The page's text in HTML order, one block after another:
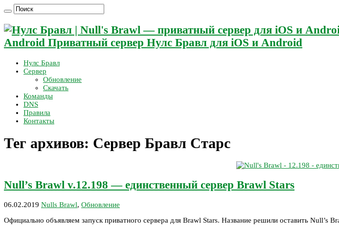
Android Приватный сервер Нулс Бравл для iOS и Android
Нулс Бравл
Сервер
Обновление
Скачать
Команды
DNS
Правила
Контакты
Тег архивов: Сервер Бравл Старс
Null’s Brawl v.12.198 — единственный сервер Brawl Stars
06.02.2019 Nulls Brawl, Обновление
Официально объявляем запуск приватного сервера для Brawl Stars. Название решили оставить Null’s